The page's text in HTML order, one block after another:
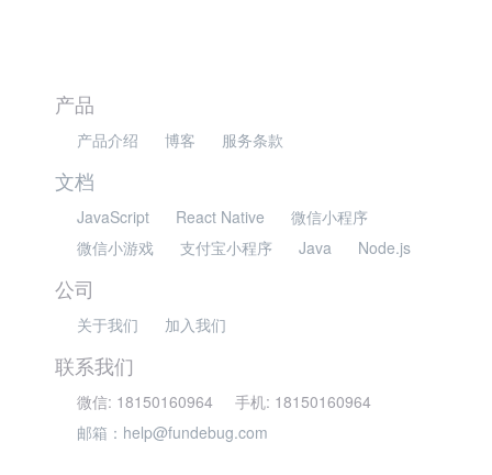
产品
产品介绍 博客 服务条款
文档
JavaScript React Native
微信小程序
微信小游戏
支付宝小程序 Java Node.js
公司
关于我们 加入我们
联系我们
微信: 18150160964
手机: 18150160964
邮箱：help@fundebug.com